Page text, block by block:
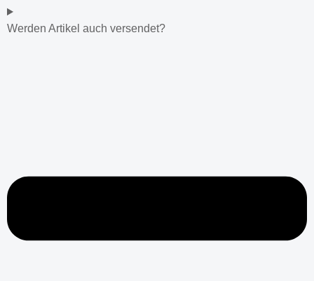
Werden Artikel auch versendet?